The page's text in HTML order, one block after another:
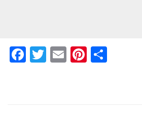
Facebook
Twitter
EmailPinterest